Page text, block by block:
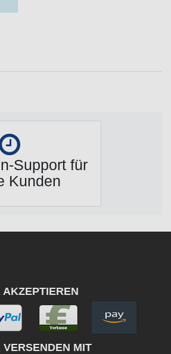
Support für
Kunden
AKZEPTIEREN
VERSENDEN MIT